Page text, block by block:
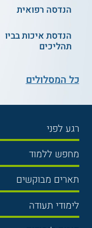
למידע נוסף לחצו:
הנדסה רפואית
הנדסת איכות בביו
תהליכים
כל המסלולים
רגע לפני
בחירת לימודים
תנאי קבלה
שכר לימוד
אוניברסיטה
מכללות
מחפש ללמוד
תואר ראשון
תואר שני
הכנה לבגרות
תארים מבוקשים
משפטים
מנהל עסקים
לימודי תעודה